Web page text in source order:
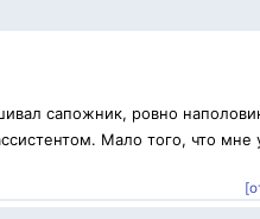
сапожник, ровно
Мало того, что мне